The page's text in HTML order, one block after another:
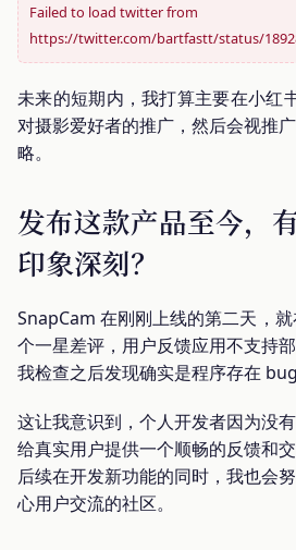
Failed to load twitter from
https://twitter.com/bartfastt/status/
未来的短期内，我打算主要在小红
对摄影爱好者的推广，然后会视推
略。
发布这款产品至今，
印象深刻？
SnapCam 在刚刚上线的第二天，
个一星差评，用户反馈应用不支持
我检查之后发现确实是程序存在 bug
这让我意识到，个人开发者因为没
给真实用户提供一个顺畅的反馈和
后续在开发新功能的同时，我也会
心用户交流的社区。